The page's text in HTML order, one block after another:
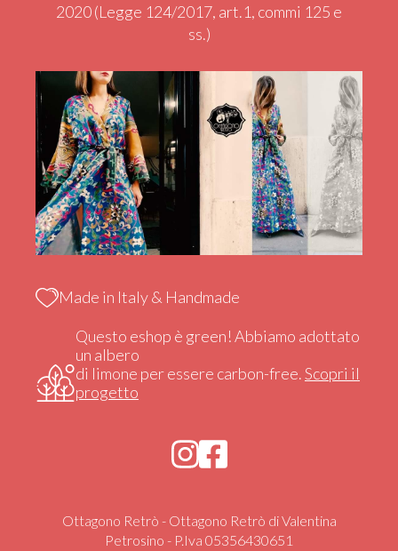
2020 (Legge 124/2017, art.1, commi 125 e
ss.)
Made in Italy & Handmade
Questo eshop è green! Abbiamo adottato
un albero
di limone per essere carbon-free.Scopri il
progetto
Ottagono Retrò - Ottagono Retrò di Valentina
Petrosino - P.Iva 05356430651